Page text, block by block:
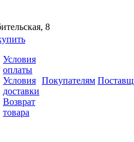
8
Условия
оплаты
Условия
доставки
Возврат
товара
Покупателям